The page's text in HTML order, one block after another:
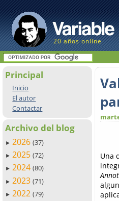
20 años online
Principal
Inicio
El autor
Contactar
Archivo del blog
► 2026 (37)
► 2025 (72)
► 2024 (80)
► 2023 (71)
► 2022 (79)
Una